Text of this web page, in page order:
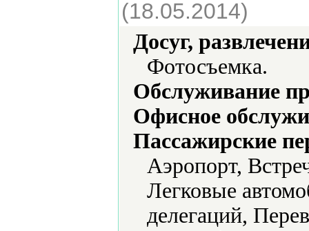
(18.05.2014)
Досуг,
Фотосъемка.
Обслуживание
Офисное
Пассажирские
Аэропорт,
Легковые
делегаций,